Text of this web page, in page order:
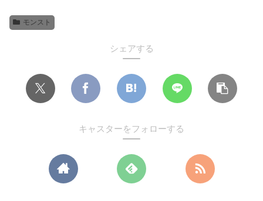
モンスト
シェアする
キャスターをフォローする